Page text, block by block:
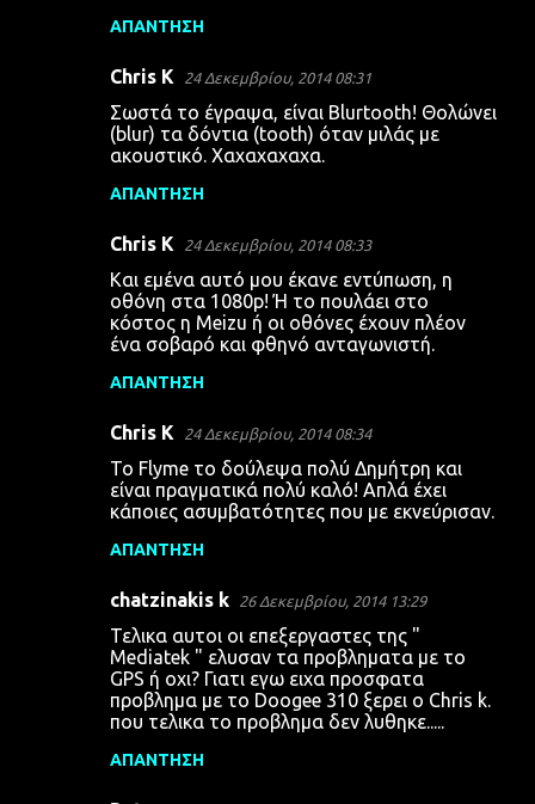
ΑΠΆΝΤΗΣΗ
Chris K 24 Δεκεμβρίου, 2014 08:31
Σωστά το έγραψα, είναι Blurtooth! Θολώνει
(blur) τα δόντια (tooth) όταν μιλάς με
ακουστικό. Χαχαχαχαχα.
ΑΠΆΝΤΗΣΗ
Chris K 24 Δεκεμβρίου, 2014 08:33
Και εμένα αυτό μου έκανε εντύπωση, η
οθόνη στα 1080p! Ή το πουλάει στο
κόστος η Meizu ή οι οθόνες έχουν πλέον
ένα σοβαρό και φθηνό ανταγωνιστή.
ΑΠΆΝΤΗΣΗ
Chris K 24 Δεκεμβρίου, 2014 08:34
Το Flyme το δούλεψα πολύ Δημήτρη και
είναι πραγματικά πολύ καλό! Απλά έχει
κάποιες ασυμβατότητες που με εκνεύρισαν.
ΑΠΆΝΤΗΣΗ
chatzinakis k 26 Δεκεμβρίου, 2014 13:29
Τελικα αυτοι οι επεξεργαστες της "
Mediatek " ελυσαν τα προβληματα με το
GPS ή οχι? Γιατι εγω ειχα προσφατα
προβλημα με το Doogee 310 ξερει ο Chris k.
που τελικα το προβλημα δεν λυθηκε.....
ΑΠΆΝΤΗΣΗ